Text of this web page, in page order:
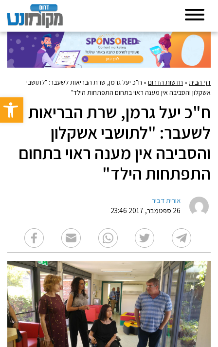
פתח
דף הבית» חדשות הדרום» ח"כ יעל גרמן, שרת הבריאות לשעבר: "לתושבי
אשקלון והסביבה אין מענה ראוי בתחום התפתחות הילד"
ח"כ יעל גרמן, שרת הבריאות
לשעבר: "לתושבי אשקלון
והסביבה אין מענה ראוי בתחום
התפתחות הילד"
אורית דביר
26 ספטמבר, 2017 23:46